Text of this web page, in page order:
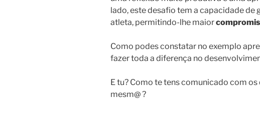
lado, este desafio tem a capacidade de
atleta, permitindo-lhe maior
Como podes constatar no exemplo
fazer toda a diferença no
E tu? Como te tens comunicado com
mesm@ ?